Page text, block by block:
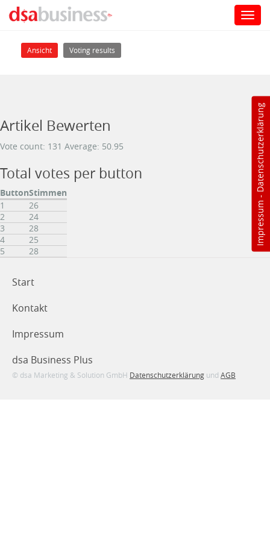
Impressum
-
Datenschutzerklärung
Haupt-Reiter
Ansicht Voting results
Artikel Bewerten
Vote count: 131 Average: 50.95
Total votes per button
ButtonStimmen
1
26
2
24
3
28
4
25
5
28
Start
Kontakt
Impressum
dsa Business Plus
© dsa Marketing & Solution GmbH Datenschutzerklärung und AGB